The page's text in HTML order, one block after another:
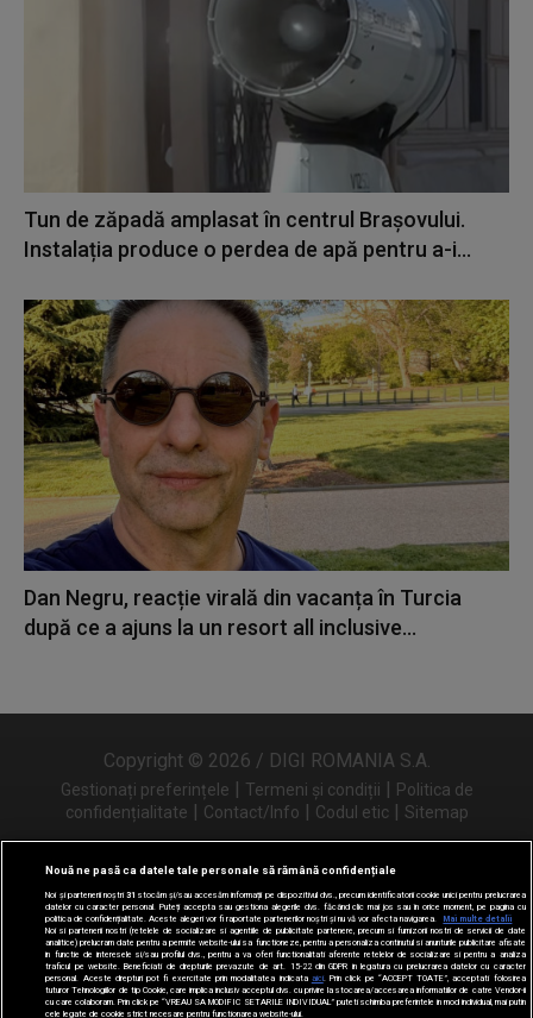
Tun de zăpadă amplasat în centrul Brașovului.
Instalația produce o perdea de apă pentru a-i...
Dan Negru, reacție virală din vacanța în Turcia
după ce a ajuns la un resort all inclusive...
Copyright © 2026 / DIGI ROMANIA S.A.
Gestionați preferințele | Termeni și condiții | Politica de
confidențialitate | Contact/Info | Codul etic | Sitemap
Urmărește-ne și pe
Nouă ne pasă ca datele tale personale să rămână confidențiale
Noi și partenerii noștri31 stocăm și/sau accesăm informații pe dispozitivul dvs., precum identificatorii cookie unici pentru prelucrarea
datelor cu caracter personal. Puteți accepta sau gestiona alegerile dvs. făcând clic mai jos sau în orice moment, pe pagina cu
politica de confidențialitate. Aceste alegeri vor fi raportate partenerilor noștri și nu vă vor afecta navigarea.
Mai multe detalii
Noi si partenerii nostri (retelele de socializare si agentiile de publicitate partenere, precum si furnizorii nostri de servicii de date
analitice) prelucram date pentru a permite website-ului sa functioneze, pentru a personaliza continutul si anunturile publicitare afisate
in functie de interesele si/sau profilul dvs., pentru a va oferi functionalitati aferente retelelor de socializare si pentru a analiza
traficul pe website. Beneficiati de drepturile prevazute de art. 15-22 din GDPR in legatura cu prelucrarea datelor cu caracter
personal. Aceste drepturi pot fi exercitate prin modalitatea indicata aici. Prin click pe “ACCEPT TOATE”, acceptati folosirea
tuturor Tehnologiilor de tip Cookie, care implica inclusiv acceptul dvs. cu privire la stocarea/accesarea informatiilor de catre Vendor-ii
cu care colaboram. Prin click pe “VREAU SA MODIFIC SETARILE INDIVIDUAL” puteti schimba preferintele in mod individual, mai putin
cele legate de cookie strict necesare pentru functionarea website-ului.